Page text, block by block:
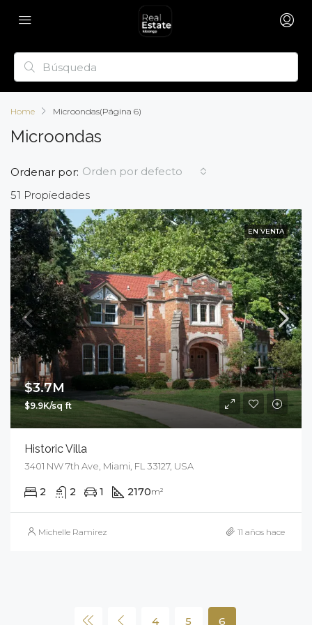
Home Microondas(Página 6)
Microondas
51 Propiedades
Ordenar por: Orden por defecto
EN VENTA
$3.7M
$9.9K/sq ft
Historic Villa
3401 NW 7th Ave, Miami, FL 33127, USA
2 2 1 2170m²
Michelle Ramirez 11 años hace
4 5 6